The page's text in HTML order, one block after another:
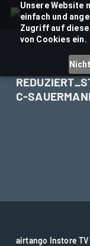
Unsere Website
einfach und
Zugriff auf diese
von Cookies ein.
Skip
content
C-
airtango Instore TV